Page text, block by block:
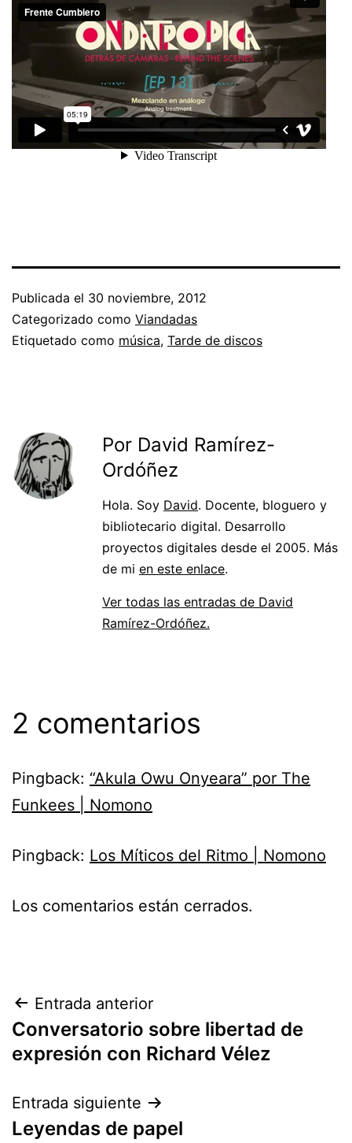
Publicada el 30 noviembre, 2012
Categorizado como Viandadas
Etiquetado como música, Tarde de discos
Por David Ramírez-
Ordóñez
Hola. Soy David. Docente, bloguero y
bibliotecario digital. Desarrollo
proyectos digitales desde el 2005. Más
de mi en este enlace.
Ver todas las entradas de David
Ramírez-Ordóñez.
2 comentarios
Pingback: “Akula Owu Onyeara” por The
Funkees | Nomono
Pingback: Los Míticos del Ritmo | Nomono
Los comentarios están cerrados.
Navegación
de
Entrada anterior
Conversatorio sobre libertad de
expresión con Richard Vélez
Entrada siguiente
Leyendas de papel